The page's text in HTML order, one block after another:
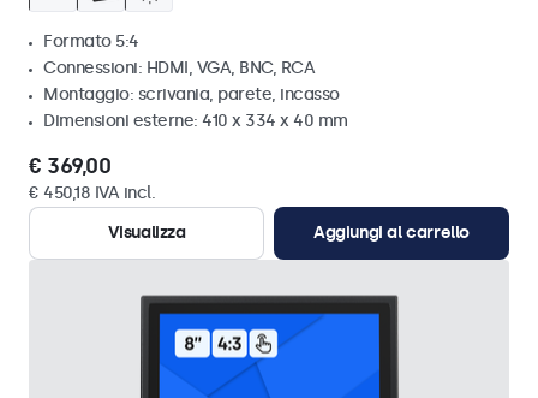
Formato 5:4
Connessioni: HDMI, VGA, BNC, RCA
Montaggio: scrivania, parete, incasso
Dimensioni esterne: 410 x 334 x 40 mm
€ 369,00
€ 450,18 IVA incl.
Visualizza
Aggiungi al carrello